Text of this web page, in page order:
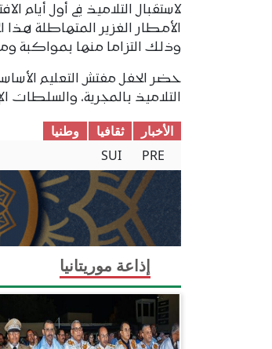
لاستقبال التلاميذ في أول
وذلك التزاما منها بمواكبة
حضر الحفل مفتش التعليم
التلاميذ بالمجرية، والسلطات
الأخبار ثقافیا
وطنیا
PRE
SUI
إذاعة موريتانيا